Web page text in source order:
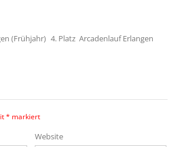
(Frühjahr) 4. Platz Arcadenlauf Erlangen
* markiert
Website